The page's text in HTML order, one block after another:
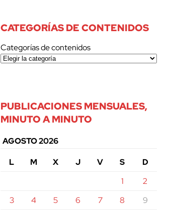
CATEGORÍAS DE CONTENIDOS
Categorías de contenidos
PUBLICACIONES MENSUALES,
MINUTO A MINUTO
AGOSTO 2026
L
M X J V S
D
1
2
3
4 5 6 7 8
9